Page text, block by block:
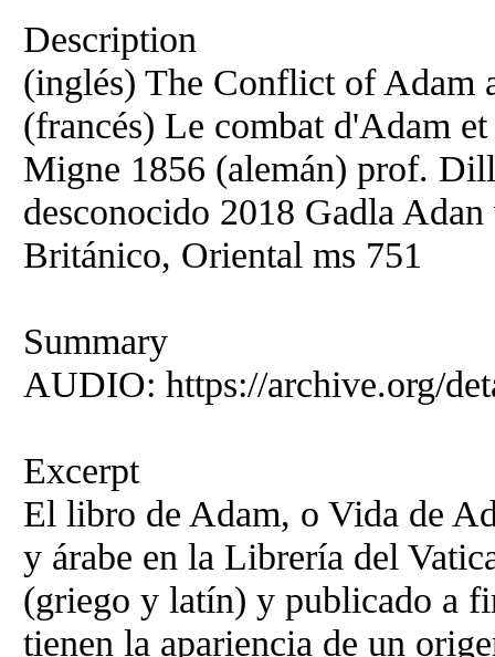
Description
(inglés) The Conflict of Adam
(francés) Le combat d'Adam
Migne 1856 (alemán) prof.
desconocido 2018 Gadla
Británico, Oriental ms 751
Summary
AUDIO: https://archive.org/
Excerpt
El libro de Adam, o Vida de
y árabe en la Librería del
(griego y latín) y publicado a
tienen la apariencia de un